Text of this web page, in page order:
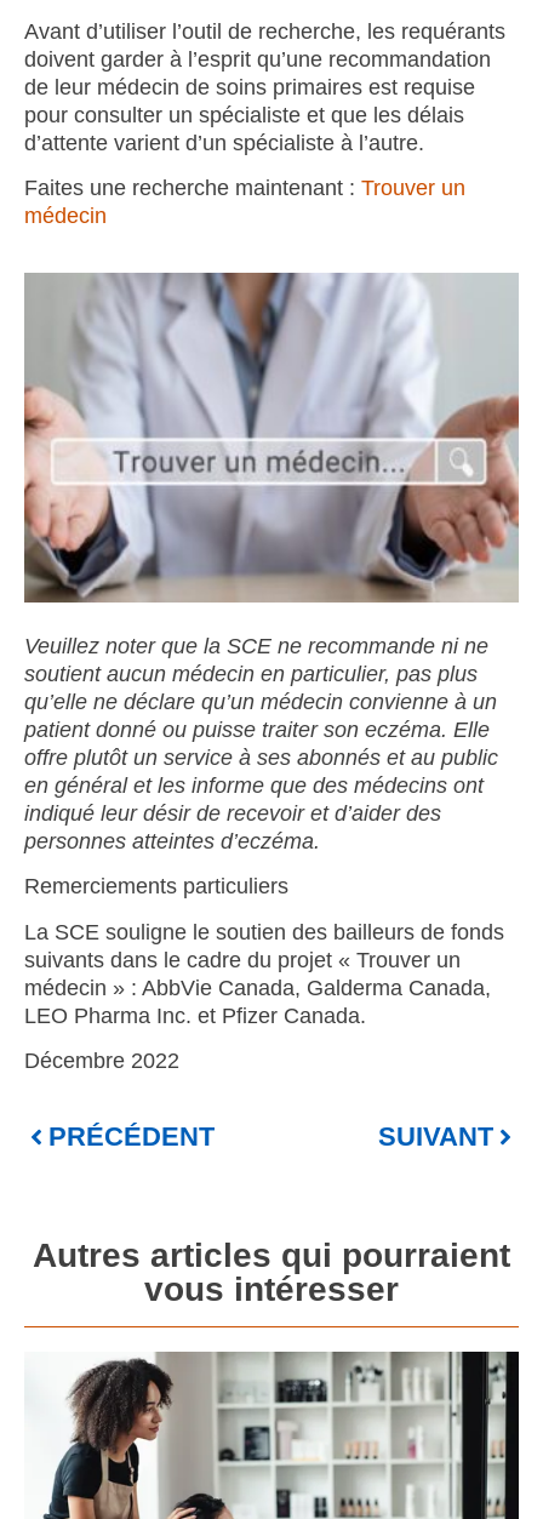
Avant d’utiliser l’outil de recherche, les requérants
doivent garder à l’esprit qu’une recommandation
de leur médecin de soins primaires est requise
pour consulter un spécialiste et que les délais
d’attente varient d’un spécialiste à l’autre.
Faites une recherche maintenant : Trouver un
médecin
Veuillez noter que la SCE ne recommande ni ne
soutient aucun médecin en particulier, pas plus
qu’elle ne déclare qu’un médecin convienne à un
patient donné ou puisse traiter son eczéma. Elle
offre plutôt un service à ses abonnés et au public
en général et les informe que des médecins ont
indiqué leur désir de recevoir et d’aider des
personnes atteintes d’eczéma.
Remerciements particuliers
La SCE souligne le soutien des bailleurs de fonds
suivants dans le cadre du projet « Trouver un
médecin » : AbbVie Canada, Galderma Canada,
LEO Pharma Inc. et Pfizer Canada.
Décembre 2022
PRÉCÉDENT SUIVANT
Autres articles qui pourraient
vous intéresser